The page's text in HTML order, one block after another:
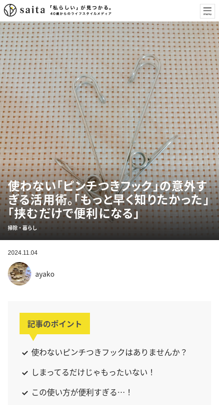
使わない「ピンチつきフック」の意外す
ぎる活用術。「もっと早く知りたかった」
「挟むだけで便利になる」
掃除・暮らし
2024.11.04
ayako
記事のポイント
使わないピンチつきフックはありませんか？
しまってるだけじゃもったいない！
この使い方が便利すぎる…！